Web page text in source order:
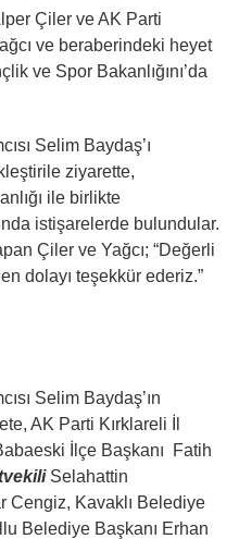
Çiler ve AK Parti
ve beraberindeki heyet
ve Spor Bakanlığını’da
Selim Baydaş’ı
ziyarette,
ile birlikte
istişarelerde bulundular.
Çiler ve Yağcı; “Değerli
dolayı teşekkür ederiz.”
Selim Baydaş’ın
AK Parti Kırklareli İl
İlçe Başkanı Fatih
Selahattin
Cengiz, Kavaklı Belediye
Belediye Başkanı Erhan